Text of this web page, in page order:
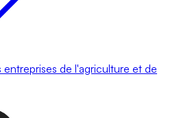
entreprises de l'agriculture et de